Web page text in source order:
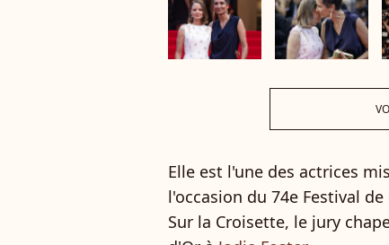
Elle est l'une des actrices
l'occasion du 74e Festival
Sur la Croisette, le jury